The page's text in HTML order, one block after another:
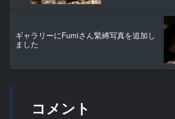
ギャラリーにFumiさん緊縛写真を追加し
ました
コメント